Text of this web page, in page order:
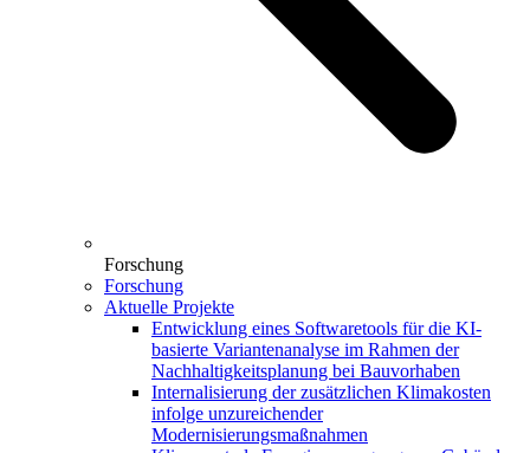
Forschung
Forschung
Aktuelle Projekte
Entwicklung eines Softwaretools für die KI-
basierte Variantenanalyse im Rahmen der
Nachhaltigkeitsplanung bei Bauvorhaben
Internalisierung der zusätzlichen Klimakosten
infolge unzureichender
Modernisierungsmaßnahmen